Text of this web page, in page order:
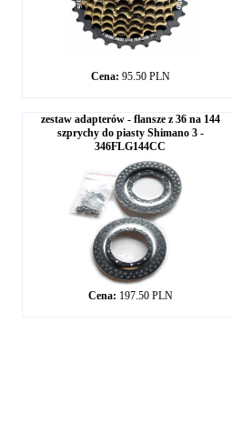
Cena: 95.50 PLN
zestaw adapterów - flansze z 36 na 144
szprychy do piasty Shimano 3 -
346FLG144CC
Cena: 197.50 PLN